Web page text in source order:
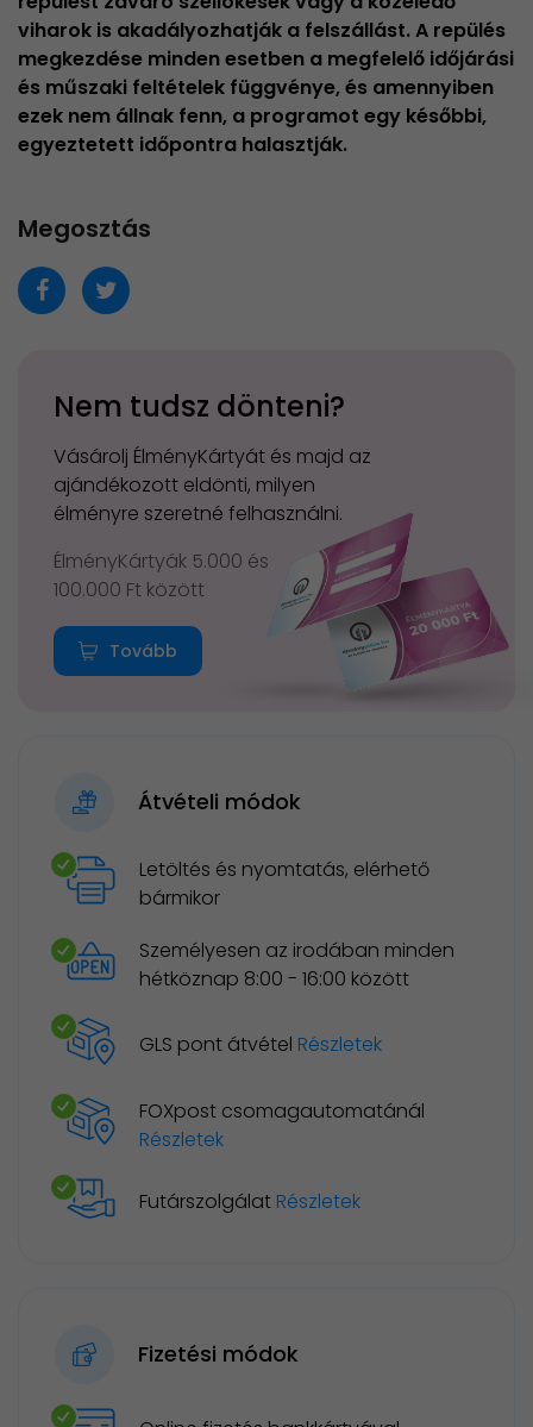
viharok is akadályozhatják a felszállást. A repülés
megkezdése minden esetben a megfelelő időjárási
és műszaki feltételek függvénye, és amennyiben
ezek nem állnak fenn, a programot egy későbbi,
egyeztetett időpontra halasztják.
Megosztás
Nem tudsz dönteni?
Vásárolj ÉlményKártyát és majd az
ajándékozott eldönti, milyen
élményre szeretné felhasználni.
ÉlményKártyák 5.000 és
100.000 Ft között
Tovább
Átvételi módok
Letöltés és nyomtatás, elérhető
bármikor
Személyesen az irodában minden
hétköznap 8:00 - 16:00 között
GLS pont átvétel Részletek
FOXpost csomagautomatánál
Részletek
Futárszolgálat Részletek
Fizetési módok